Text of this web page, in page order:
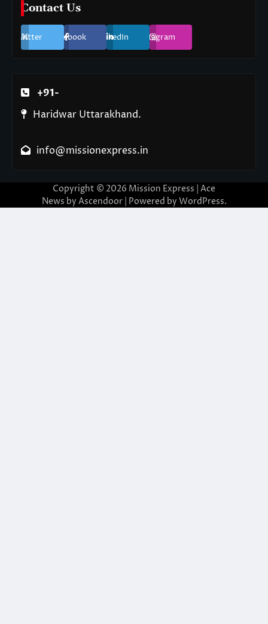
Contact Us
Twitter Facebook LinkedIn Instagram
+91-
Haridwar Uttarakhand.
info@missionexpress.in
Copyright © 2026 Mission Express | Ace
News by Ascendoor| Powered by WordPress.